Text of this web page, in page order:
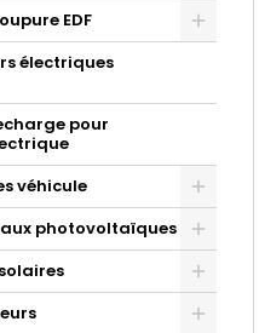
EDF
électriques
pour
véhicule
photovoltaïques